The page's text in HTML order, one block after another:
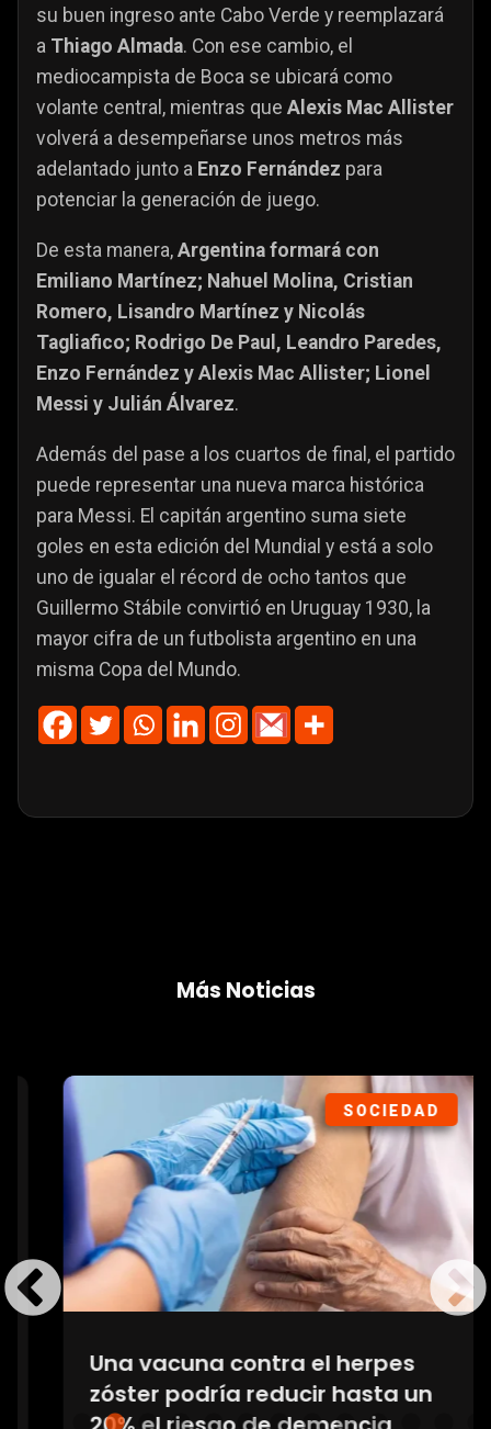
su buen ingreso ante Cabo Verde y reemplazará
a Thiago Almada. Con ese cambio, el
mediocampista de Boca se ubicará como
volante central, mientras que Alexis Mac Allister
volverá a desempeñarse unos metros más
adelantado junto a Enzo Fernández para
potenciar la generación de juego.
De esta manera, Argentina formará con
Emiliano Martínez; Nahuel Molina, Cristian
Romero, Lisandro Martínez y Nicolás
Tagliafico; Rodrigo De Paul, Leandro Paredes,
Enzo Fernández y Alexis Mac Allister; Lionel
Messi y Julián Álvarez.
Además del pase a los cuartos de final, el partido
puede representar una nueva marca histórica
para Messi. El capitán argentino suma siete
goles en esta edición del Mundial y está a solo
uno de igualar el récord de ocho tantos que
Guillermo Stábile convirtió en Uruguay 1930, la
mayor cifra de un futbolista argentino en una
misma Copa del Mundo.
Más Noticias
SOCIEDAD
Una vacuna contra el herpes
zóster podría reducir hasta un